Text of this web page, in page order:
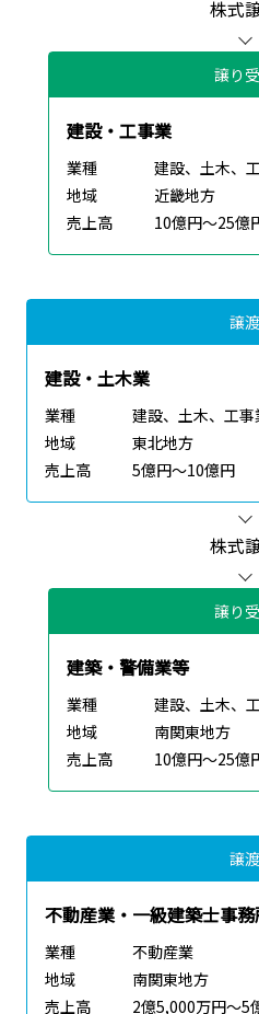
株式
譲り
建設・工事業
業種
建設、土木、
地域
近畿地方
売上高
10億円～25億
譲渡
建設・土木業
業種
建設、土木、工事
地域
東北地方
売上高
5億円～10億円
株式
譲り
建築・警備業等
業種
建設、土木、
地域
南関東地方
売上高
10億円～25億
譲渡
不動産業・一級建築士事務
業種
不動産業
地域
南関東地方
売上高
2億5,000万円～5